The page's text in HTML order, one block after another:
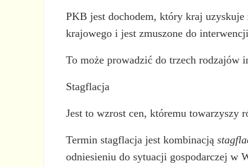
PKB jest dochodem, który kraj uzyskuje
krajowego i jest zmuszone do
To może prowadzić do trzech
Stagflacja
Jest to wzrost cen, któremu towarzyszy
Termin stagflacja jest kombinacją
odniesieniu do sytuacji gospodarczej w